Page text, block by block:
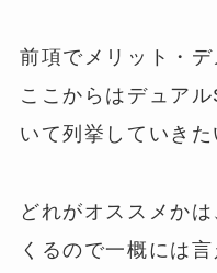
前項でメリット・デ
ここからはデュア
いて列挙していきた
どれがオススメか
くるので一概には